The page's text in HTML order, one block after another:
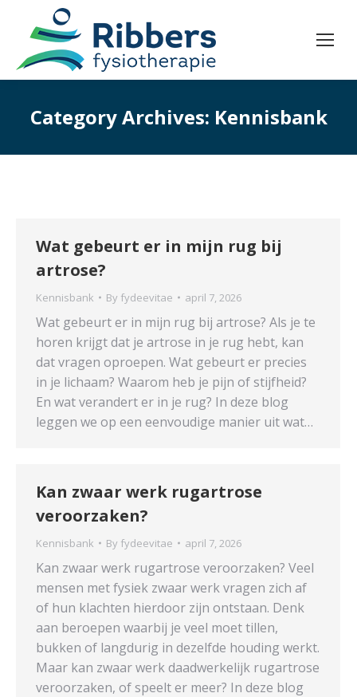
Category Archives: Kennisbank
Wat gebeurt er in mijn rug bij
artrose?
Kennisbank By fydeevitae april 7, 2026
Wat gebeurt er in mijn rug bij artrose? Als je te
horen krijgt dat je artrose in je rug hebt, kan
dat vragen oproepen. Wat gebeurt er precies
in je lichaam? Waarom heb je pijn of stijfheid?
En wat verandert er in je rug? In deze blog
leggen we op een eenvoudige manier uit wat…
Kan zwaar werk rugartrose
veroorzaken?
Kennisbank By fydeevitae april 7, 2026
Kan zwaar werk rugartrose veroorzaken? Veel
mensen met fysiek zwaar werk vragen zich af
of hun klachten hierdoor zijn ontstaan. Denk
aan beroepen waarbij je veel moet tillen,
bukken of langdurig in dezelfde houding werkt.
Maar kan zwaar werk daadwerkelijk rugartrose
veroorzaken, of speelt er meer? In deze blog